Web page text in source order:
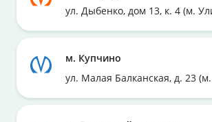
ул. Дыбенко, дом 13, к. 4 (м.
м. Купчино
ул. Малая Балканская, д. 23